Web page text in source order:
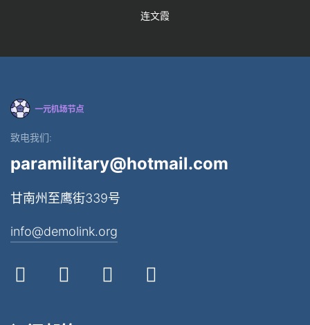
连文霞
致电我们:
paramilitary@hotmail.com
甘南州至鹰街339号
info@demolink.org